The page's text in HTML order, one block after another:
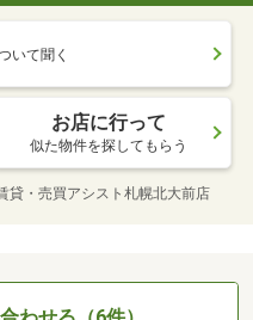
いて聞く
お店に行って
似た物件を探してもらう
貸・売買アシスト札幌北大前店